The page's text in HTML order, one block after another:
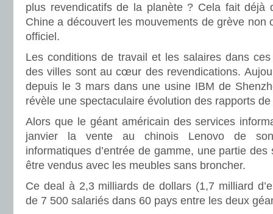
plus revendicatifs de la planète ? Cela fait déjà
Chine a découvert les mouvements de grève non
officiel.
Les conditions de travail et les salaires dans
des villes sont au cœur des revendications.
depuis le 3 mars dans une usine IBM de
révèle une spectaculaire évolution des rapports
Alors que le géant américain des services
janvier la vente au chinois Lenovo de
informatiques d’entrée de gamme, une partie des
être vendus avec les meubles sans broncher.
Ce deal à 2,3 milliards de dollars (1,7 milliard
de 7 500 salariés dans 60 pays entre les deux